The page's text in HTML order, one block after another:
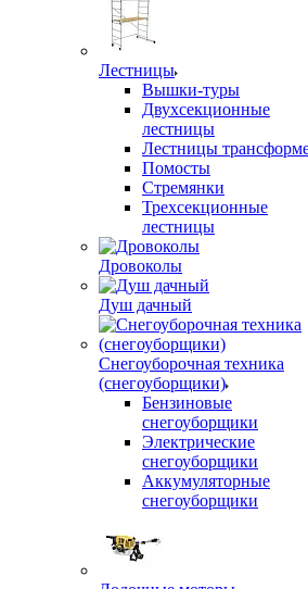
Лестницы
Вышки-туры
Двухсекционные
лестницы
Лестницы
Помосты
Стремянки
Трехсекционные
лестницы
Дровоколы
Душ дачный
Снегоуборочная техника
(снегоуборщики)
Бензиновые
снегоуборщики
Электрические
снегоуборщики
Аккумуляторные
снегоуборщики